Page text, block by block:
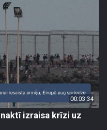
00:03:34
izraisa krīzi uz